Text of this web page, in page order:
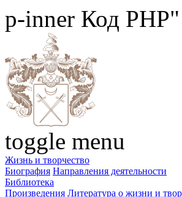
p-inner Код PHP
toggle menu
Жизнь и творчество
Биография Направления деятельности
Библиотека
Произведения Литература о жизни и